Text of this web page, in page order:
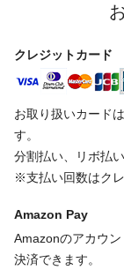
クレジットカード
お取り扱いカード
す。
分割払い、リボ払い
※支払い回数はク
Amazon Pay
Amazonのアカウ
決済できます。